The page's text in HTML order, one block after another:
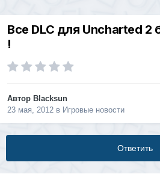
Все DLC для Uncharted 2
!
Автор Blacksun
23 мая, 2012 в Игровые новости
Ответить